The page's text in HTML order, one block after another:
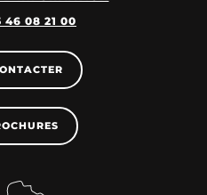
46 08 21 00